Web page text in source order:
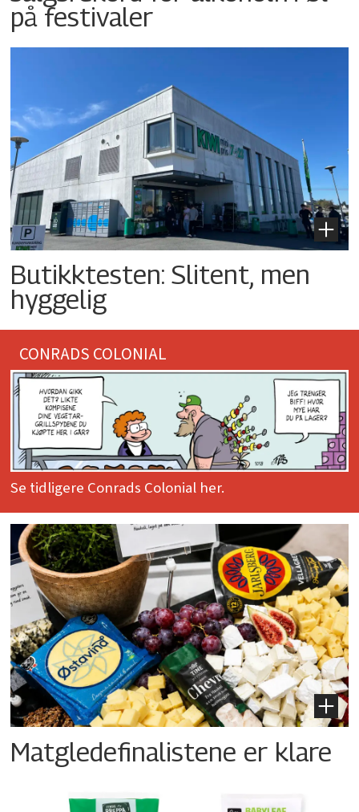
på festivaler
Butikktesten: Slitent, men
hyggelig
CONRADS COLONIAL
Se tidligere Conrads Colonial her.
Matgledefinalistene er klare